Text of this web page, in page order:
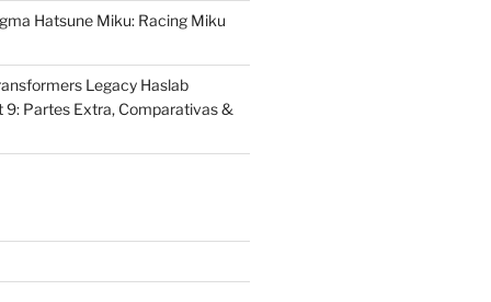
Hatsune Miku: Racing Miku
Legacy Haslab
9: Partes Extra, Comparativas &